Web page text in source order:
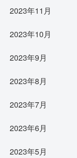
2023年11月
2023年10月
2023年9月
2023年8月
2023年7月
2023年6月
2023年5月